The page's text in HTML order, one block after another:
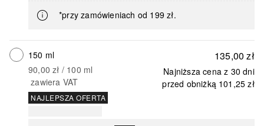
*przy zamówieniach od 199 zł.
135,00 zł
Najniższa cena z 30 dni
przed obniżką 101,25 zł
150 ml
90,00 zł / 100 ml
zawiera VAT
NAJLEPSZA OFERTA